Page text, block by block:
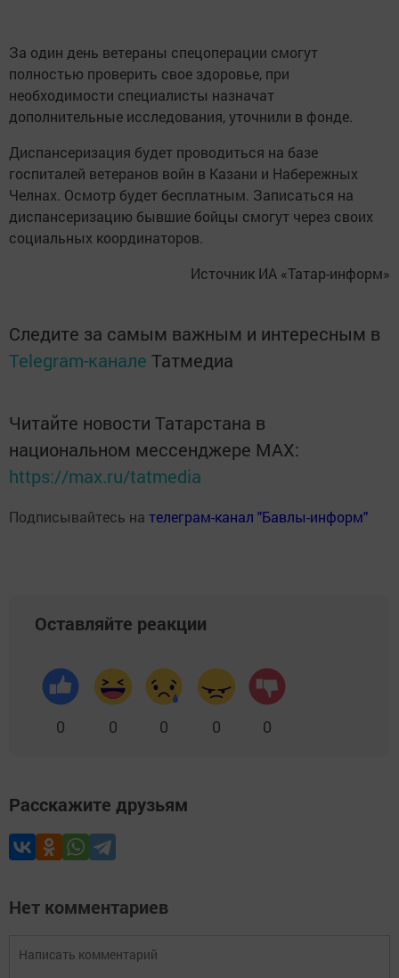
За один день ветераны спецоперации смогут
полностью проверить свое здоровье, при
необходимости специалисты назначат
дополнительные исследования, уточнили в фонде.
Диспансеризация будет проводиться на базе
госпиталей ветеранов войн в Казани и Набережных
Челнах. Осмотр будет бесплатным. Записаться на
диспансеризацию бывшие бойцы смогут через своих
социальных координаторов.
Источник ИА «Татар-информ»
Следите за самым важным и интересным в
Telegram-канале Татмедиа
Читайте новости Татарстана в
национальном мессенджере MАХ:
https://max.ru/tatmedia
Подписывайтесь на телеграм-канал "Бавлы-информ"
Оставляйте реакции
0 0 0 0 0
Расскажите друзьям
Нет комментариев